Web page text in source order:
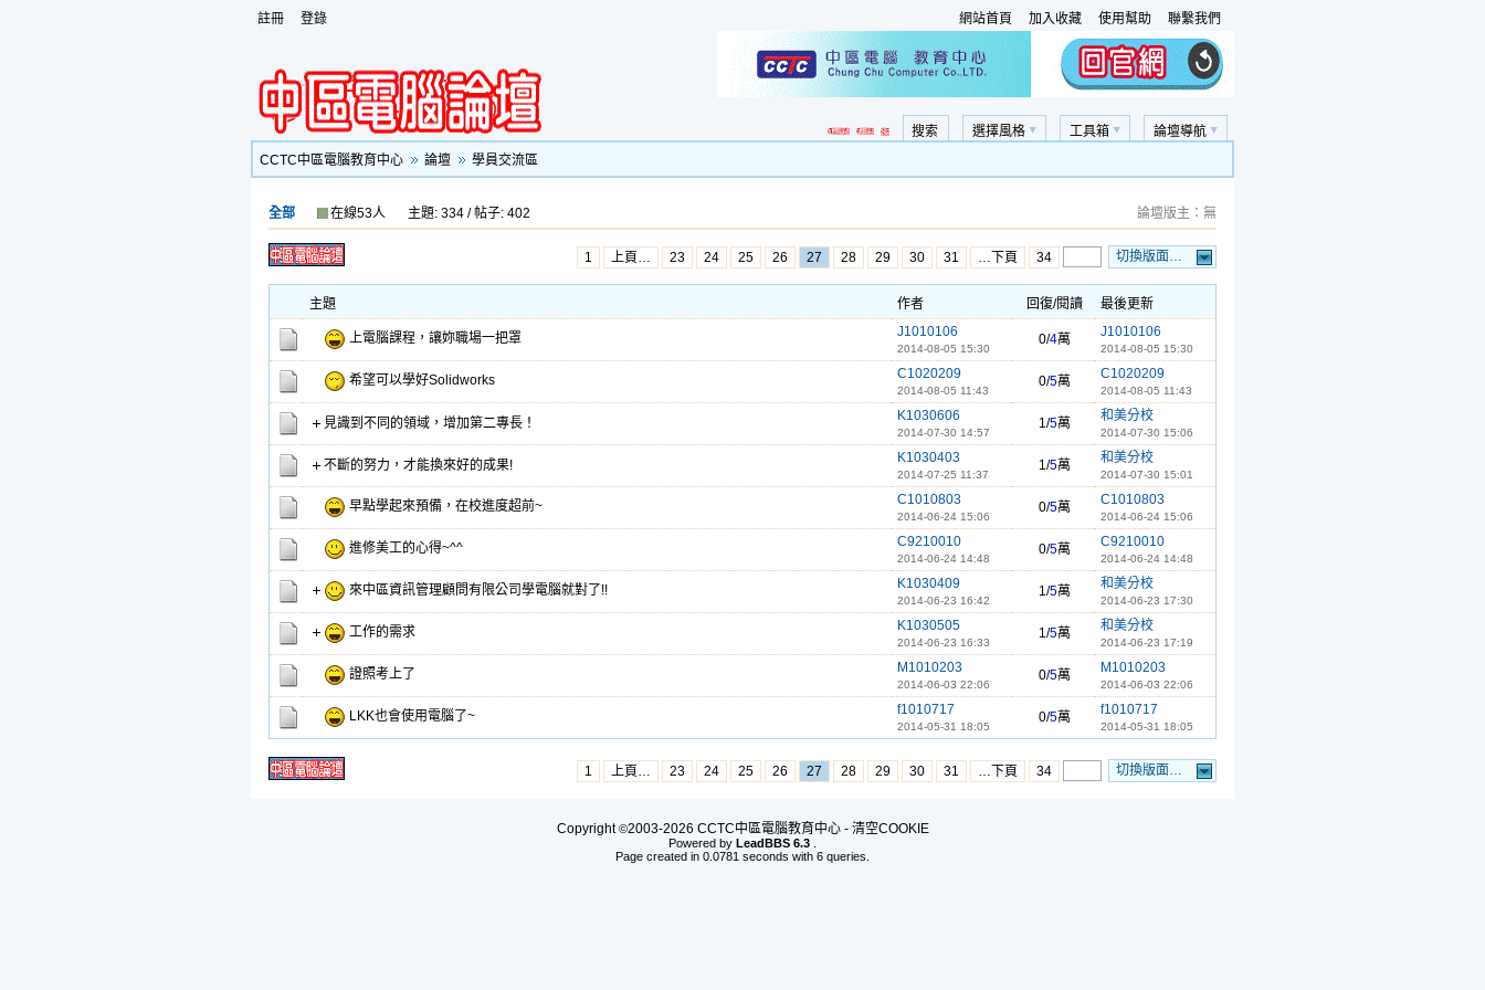
註冊 登錄 網站首頁 加入收藏 使用幫助 聯繫我們
論壇導航
工具箱
選擇風格
搜索
CCTC中區電腦教育中心
論壇 學員交流區
全部 在線53人 主題: 334 / 帖子: 402 論壇版主：無
切換版面…
1 上頁… 23 24 25 26 27 28 29 30 31 …下頁 34
主題 作者 回復/閱讀 最後更新
上電腦課程，讓妳職場一把罩 J1010106
2014-08-05 15:30
0/4萬 J1010106
2014-08-05 15:30
希望可以學好Solidworks C1020209
2014-08-05 11:43
0/5萬 C1020209
2014-08-05 11:43
見識到不同的領域，增加第二專長！ K1030606
2014-07-30 14:57
1/5萬 和美分校
2014-07-30 15:06
不斷的努力，才能換來好的成果! K1030403
2014-07-25 11:37
1/5萬 和美分校
2014-07-30 15:01
早點學起來預備，在校進度超前~ C1010803
2014-06-24 15:06
0/5萬 C1010803
2014-06-24 15:06
進修美工的心得~^^ C9210010
2014-06-24 14:48
0/5萬 C9210010
2014-06-24 14:48
來中區資訊管理顧問有限公司學電腦就對了!! K1030409
2014-06-23 16:42
1/5萬 和美分校
2014-06-23 17:30
工作的需求 K1030505
2014-06-23 16:33
1/5萬 和美分校
2014-06-23 17:19
證照考上了 M1010203
2014-06-03 22:06
0/5萬 M1010203
2014-06-03 22:06
LKK也會使用電腦了~ f1010717
2014-05-31 18:05
0/5萬 f1010717
2014-05-31 18:05
切換版面…
1 上頁… 23 24 25 26 27 28 29 30 31 …下頁 34
Copyright©2003-2026 CCTC中區電腦教育中心 - 清空COOKIE
Powered by LeadBBS 6.3
Page created in 0.0781 seconds with 6 queries.